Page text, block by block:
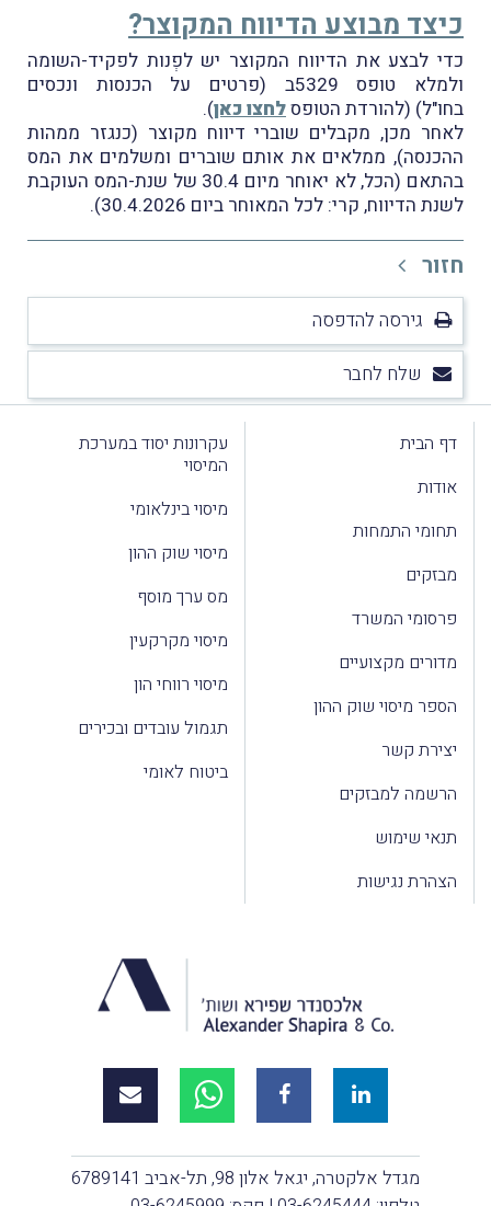
כיצד מבוצע הדיווח המקוצר?
כדי לבצע את הדיווח המקוצר יש לפְנות לפקיד-השומה
ולמלא טופס 5329ב (פרטים על הכנסות ונכסים
בחו"ל) (להורדת הטופסלחצו כאן).
לאחר מכן, מקבלים שוברי דיווח מקוצר (כנגזר ממהות
ההכנסה), ממלאים את אותם שוברים ומשלמים את המס
בהתאם (הכל, לא יאוחר מיום 30.4 של שנת-המס העוקבת
לשנת הדיווח, קרי: לכל המאוחר ביום 30.4.2026).
חזור
גירסה להדפסה
שלח לחבר
דף הבית
אודות
תחומי התמחות
מבזקים
פרסומי המשרד
מדורים מקצועיים
הספר מיסוי שוק ההון
יצירת קשר
הרשמה למבזקים
תנאי שימוש
הצהרת נגישות
עקרונות יסוד במערכת
המיסוי
מיסוי בינלאומי
מיסוי שוק ההון
מס ערך מוסף
מיסוי מקרקעין
מיסוי רווחי הון
תגמול עובדים ובכירים
ביטוח לאומי
מגדל אלקטרה, יגאל אלון 98, תל-אביב 6789141